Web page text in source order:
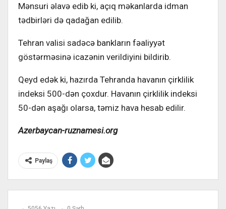
Mənsuri əlavə edib ki, açıq məkanlarda idman
tədbirləri də qadağan edilib.
Tehran valisi sadəcə bankların fəaliyyət
göstərməsinə icazənin verildiyini bildirib.
Qeyd edək ki, hazırda Tehranda havanın çirklilik
indeksi 500-dən çoxdur. Havanın çirklilik indeksi
50-dən aşağı olarsa, təmiz hava hesab edilir.
Azerbaycan-ruznamesi.org
Paylaş